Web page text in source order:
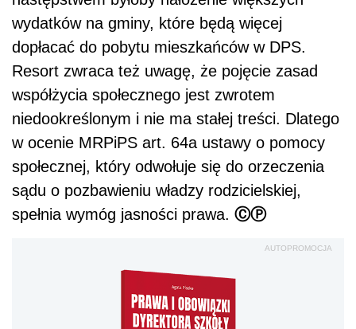
wydatków na gminy, które będą więcej
dopłacać do pobytu mieszkańców w DPS.
Resort zwraca też uwagę, że pojęcie zasad
współżycia społecznego jest zwrotem
niedookreślonym i nie ma stałej treści. Dlatego
w ocenie MRPiPS art. 64a ustawy o pomocy
społecznej, który odwołuje się do orzeczenia
sądu o pozbawieniu władzy rodzicielskiej,
spełnia wymóg jasności prawa. ⒸⓅ
AUTOPROMOCJA